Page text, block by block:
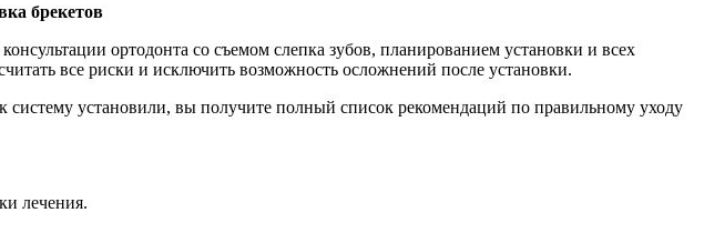
брекетов
ортодонта со съемом слепка зубов, планированием установки и всех
все риски и исключить возможность осложнений после установки.
систему установили, вы получите полный список рекомендаций по правильному уходу
лечения.